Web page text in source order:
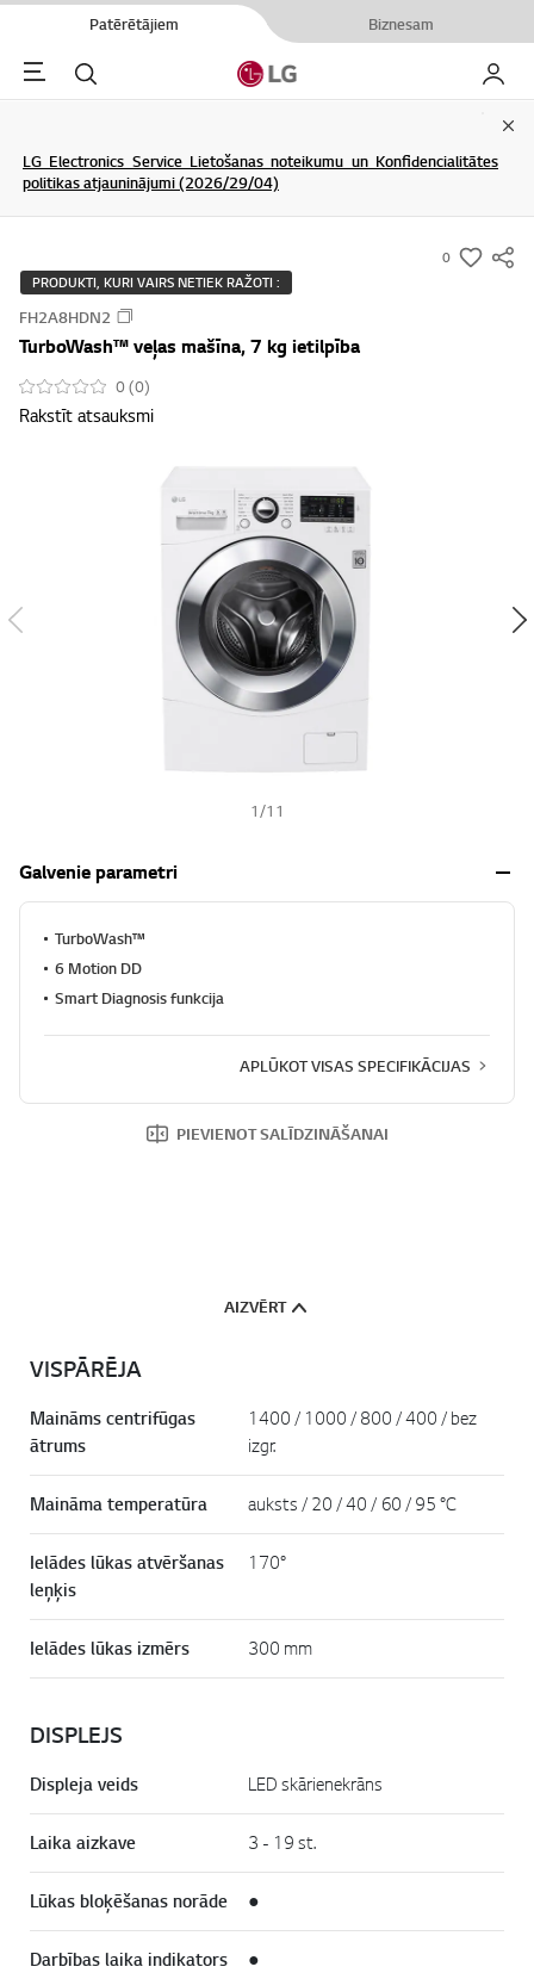
Patērētājiem Biznesam
Menu Meklēt Mans
LG Electronics Service Lietošanas noteikumu un Konfidencialitātes
politikas atjauninājumi (2026/29/04)
0
s
PRODUKTI, KURI VAIRS NETIEK RAŽOTI :
FH2A8HDN2
TurboWash™ veļas mašīna, 7 kg ietilpība
0 (0)
Rakstīt atsauksmi
1/11
Galvenie parametri
TurboWash™
6 Motion DD
Smart Diagnosis funkcija
APLŪKOT VISAS SPECIFIKĀCIJAS
PIEVIENOT SALĪDZINĀŠANAI
AIZVĒRT
VISPĀRĒJA
Maināms centrifūgas
ātrums
1400 / 1000 / 800 / 400 / bez
izgr.
Maināma temperatūra auksts / 20 / 40 / 60 / 95 °C
Ielādes lūkas atvēršanas
leņķis
170°
Ielādes lūkas izmērs 300 mm
DISPLEJS
Displeja veids LED skārienekrāns
Laika aizkave 3 - 19 st.
Lūkas bloķēšanas norāde ●
Darbības laika indikators ●